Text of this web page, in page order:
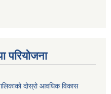
परियोजना
दोस्रो आवधिक विकास